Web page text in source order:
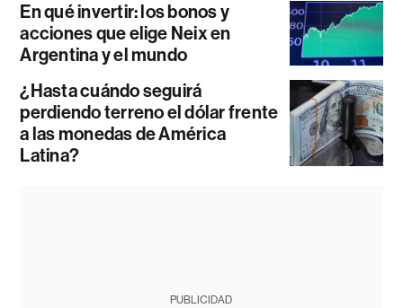
En qué invertir: los bonos y
acciones que elige Neix en
Argentina y el mundo
¿Hasta cuándo seguirá
perdiendo terreno el dólar frente
a las monedas de América
Latina?
PUBLICIDAD